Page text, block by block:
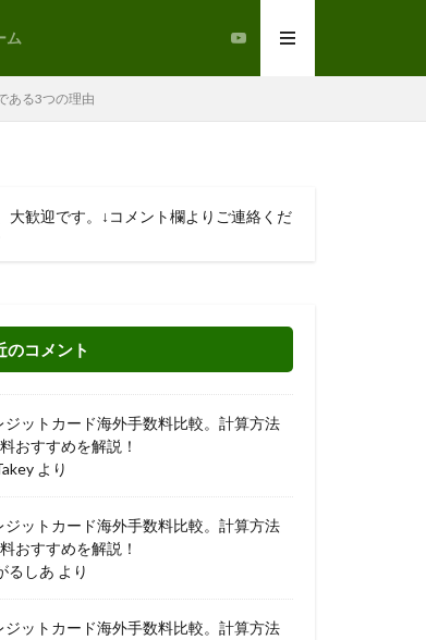
ム
ある3つの理由
大歓迎です。↓コメント欄よりご連絡くだ
のコメント
ジットカード海外手数料比較。計算方法
おすすめを解説！
より
ジットカード海外手数料比較。計算方法
おすすめを解説！
るしあ より
ジットカード海外手数料比較。計算方法